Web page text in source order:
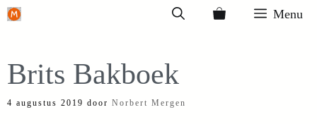
Ga
inhoud
Menu
Brits Bakboek
4 augustus 2019 door Norbert Mergen